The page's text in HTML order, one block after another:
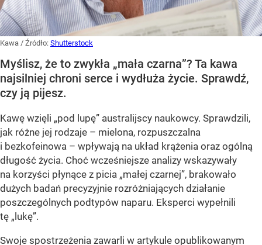
Kawa / Źródło: Shutterstock
Myślisz, że to zwykła „mała czarna”? Ta kawa
najsilniej chroni serce i wydłuża życie. Sprawdź,
czy ją pijesz.
Kawę wzięli „pod lupę” australijscy naukowcy. Sprawdzili,
jak różne jej rodzaje – mielona, rozpuszczalna
i bezkofeinowa – wpływają na układ krążenia oraz ogólną
długość życia. Choć wcześniejsze analizy wskazywały
na korzyści płynące z picia „małej czarnej”, brakowało
dużych badań precyzyjnie rozróżniających działanie
poszczególnych podtypów naparu. Eksperci wypełnili
tę „lukę”.
Swoje spostrzeżenia zawarli w artykule opublikowanym